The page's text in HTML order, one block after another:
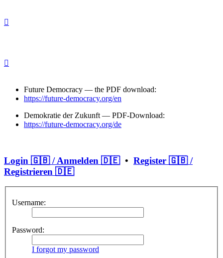
Future Democracy — the PDF download:
https://future-democracy.org/en
Demokratie der Zukunft — PDF-Download:
https://future-democracy.org/de
Login 🇬🇧 / Anmelden 🇩🇪• Register 🇬🇧 /
Registrieren 🇩🇪
Username:
Password:
I forgot my password